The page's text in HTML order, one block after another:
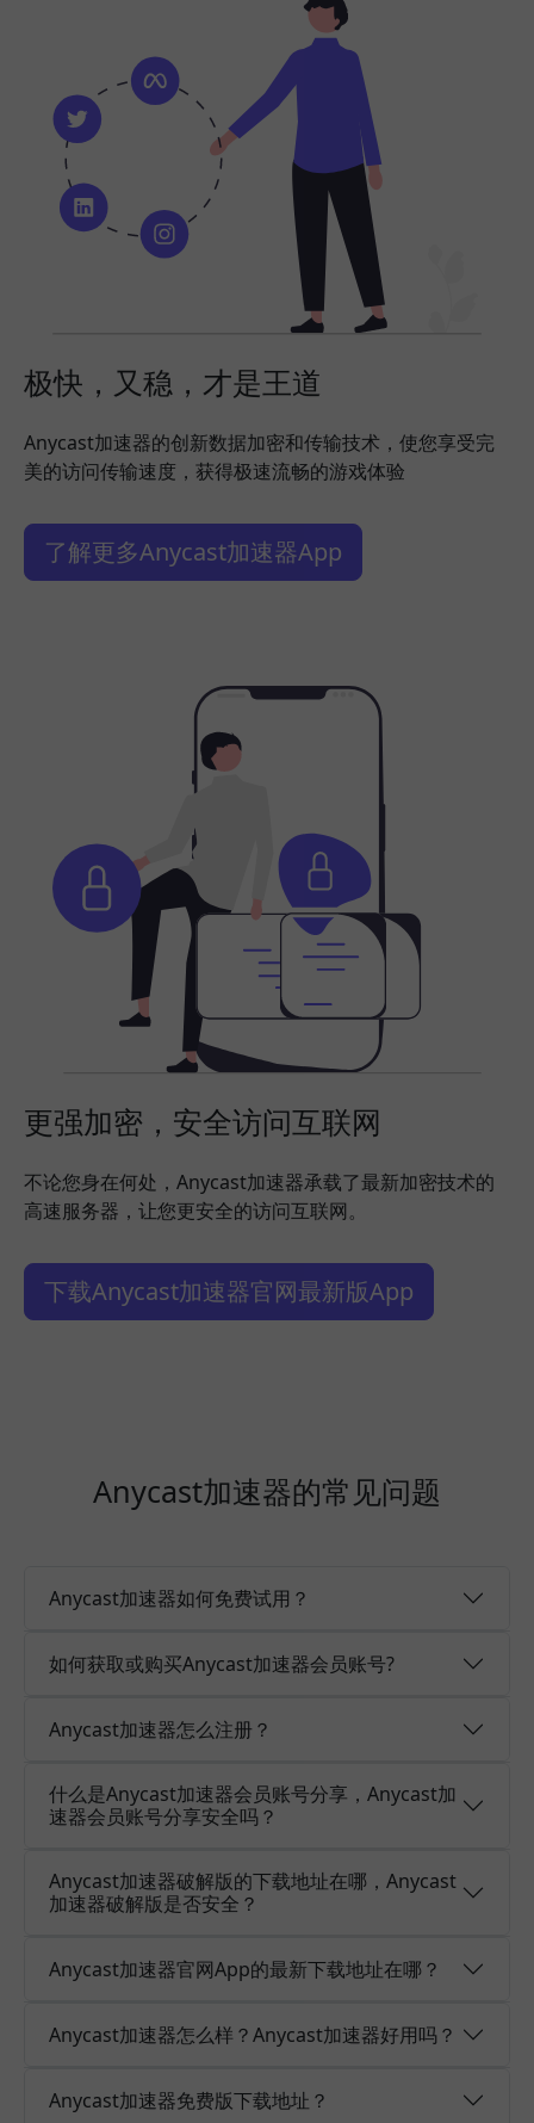
极快，又稳，才是王道
Anycast加速器的创新数据加密和传输技术，使您享受完
美的访问传输速度，获得极速流畅的游戏体验
了解更多Anycast加速器App
更强加密，安全访问互联网
不论您身在何处，Anycast加速器承载了最新加密技术的
高速服务器，让您更安全的访问互联网。
下载Anycast加速器官网最新版App
Anycast加速器的常见问题
Anycast加速器如何免费试用？
如何获取或购买Anycast加速器会员账号?
Anycast加速器怎么注册？
什么是Anycast加速器会员账号分享，Anycast加
速器会员账号分享安全吗？
Anycast加速器破解版的下载地址在哪，Anycast
加速器破解版是否安全？
Anycast加速器官网App的最新下载地址在哪？
Anycast加速器怎么样？Anycast加速器好用吗？
Anycast加速器免费版下载地址？